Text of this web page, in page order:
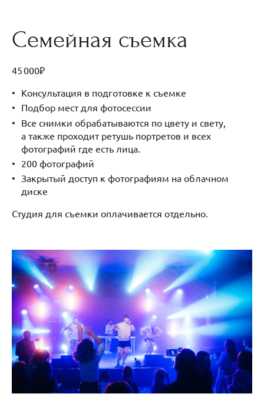
Семейная съемка
45 000₽
Консультация в подготовке к съемке
Подбор мест для фотосессии
Все снимки обрабатываются по цвету и свету,
а также проходит ретушь портретов и всех
фотографий где есть лица.
200 фотографий
Закрытый доступ к фотографиям на облачном
диске
Студия для съемки оплачивается отдельно.